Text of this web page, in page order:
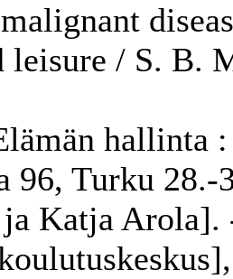
leisure / S. B.
hallinta
96, Turku
ja Katja